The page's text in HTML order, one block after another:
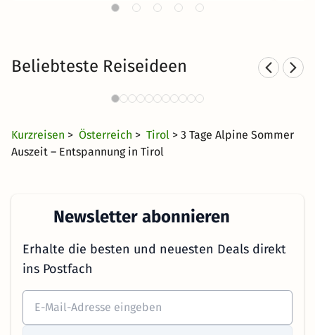
Beliebteste Reiseideen
Kurzurlaub in den Bergen
5377 Angebote
Kurzreisen > Österreich > Tirol > 3 Tage Alpine Sommer
Auszeit – Entspannung in Tirol
Newsletter abonnieren
Erhalte die besten und neuesten Deals direkt
ins Postfach